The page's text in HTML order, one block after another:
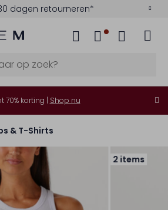
dagen retourneren*
70% korting | Shop nu
& T-Shirts
2 items